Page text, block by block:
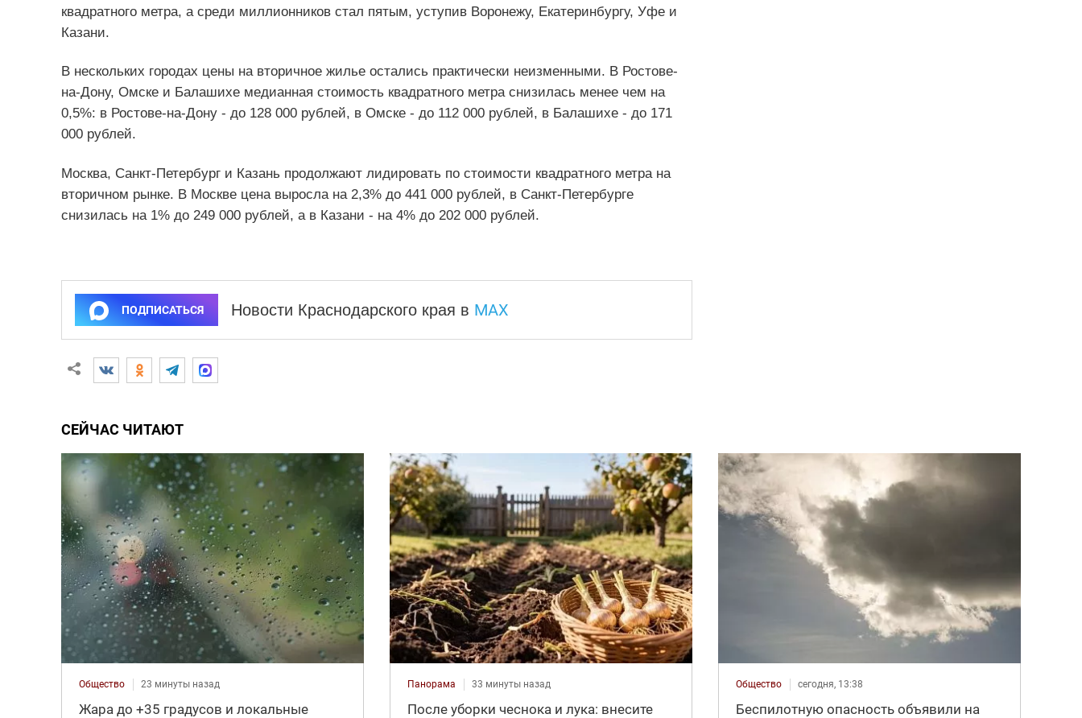
квадратного метра, а среди миллионников стал пятым, уступив Воронежу, Екатеринбургу, Уфе и
Казани.
В нескольких городах цены на вторичное жилье остались практически неизменными. В Ростове-
на-Дону, Омске и Балашихе медианная стоимость квадратного метра снизилась менее чем на
0,5%: в Ростове-на-Дону - до 128 000 рублей, в Омске - до 112 000 рублей, в Балашихе - до 171
000 рублей.
Москва, Санкт-Петербург и Казань продолжают лидировать по стоимости квадратного метра на
вторичном рынке. В Москве цена выросла на 2,3% до 441 000 рублей, в Санкт-Петербурге
снизилась на 1% до 249 000 рублей, а в Казани - на 4% до 202 000 рублей.
ПОДПИСАТЬСЯ Новости Краснодарского края в MAX
СЕЙЧАС ЧИТАЮТ
Общество 23 минуты назад
Жара до +35 градусов и локальные
Панорама 33 минуты назад
После уборки чеснока и лука: внесите
Общество сегодня, 13:38
Беспилотную опасность объявили на